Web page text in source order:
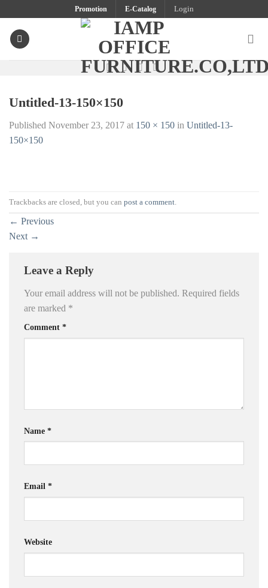
content
Promotion E-Catalog Login
Untitled-13-150×150
Published November 23, 2017 at 150 × 150 in Untitled-13-
150×150
Trackbacks are closed, but you can post a comment
← Previous
Next →
Leave a Reply
Your email address will not be published. Required fields
are marked *
Comment *
Name *
Email *
Website